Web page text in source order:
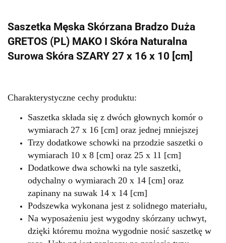
Saszetka Męska Skórzana Bradzo Duża
GRETOS (PL) MAKO I Skóra Naturalna
Surowa Skóra SZARY 27 x 16 x 10 [cm]
Charakterystyczne cechy produktu:
Saszetka składa się z dwóch głownych komór o
wymiarach 27 x 16 [cm] oraz jednej mniejszej
Trzy dodatkowe schowki na przodzie saszetki o
wymiarach 10 x 8 [cm] oraz 25 x 11 [cm]
Dodatkowe dwa schowki na tyle saszetki,
odychalny o wymiarach 20 x 14 [cm] oraz
zapinany na suwak 14 x 14 [cm]
Podszewka wykonana jest z solidnego materiału,
Na wyposażeniu jest wygodny skórzany uchwyt,
dzięki któremu można wygodnie nosić saszetkę w